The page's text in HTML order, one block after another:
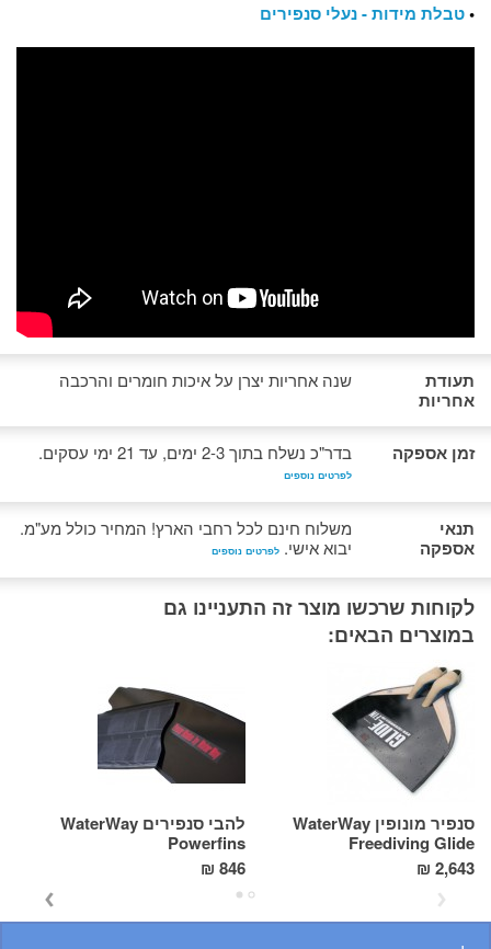
•טבלת מידות - נעלי סנפירים
תעודת
אחריות
שנה אחריות יצרן על איכות חומרים והרכבה
זמן אספקה בדר"כ נשלח בתוך 2-3 ימים, עד 21 ימי עסקים.
לפרטים נוספים
תנאי
אספקה
משלוח חינם לכל רחבי הארץ! המחיר כולל מע"מ.
יבוא אישי. לפרטים נוספים
לקוחות שרכשו מוצר זה התעניינו גם
במוצרים הבאים:
סנפיר מונופין WaterWay
Freediving Glide
2,643 ₪
להבי סנפירים WaterWay
Powerfins
846 ₪